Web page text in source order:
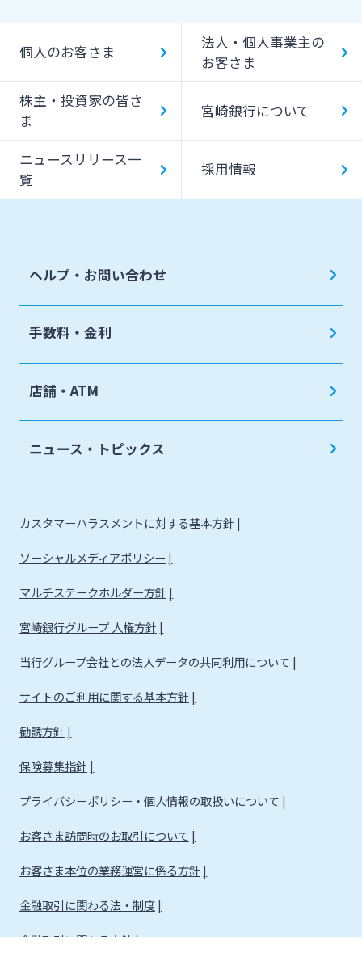
個人のお客さま
法人・個人事業主の
お客さま
株主・投資家の皆さ
ま
宮崎銀行について
ニュースリリース一
覧
採用情報
ヘルプ・お問い合わせ
手数料・金利
店舗・ATM
ニュース・トピックス
カスタマーハラスメントに対する基本方針
ソーシャルメディアポリシー
マルチステークホルダー方針
宮崎銀行グループ 人権方針
当行グループ会社との法人データの共同利用について
サイトのご利用に関する基本方針
勧誘方針
保険募集指針
プライバシーポリシー・個人情報の取扱いについて
お客さま訪問時のお取引について
お客さま本位の業務運営に係る方針
金融取引に関わる法・制度
金融取引に関わる方針